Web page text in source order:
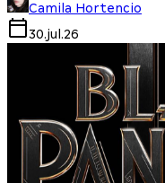
Camila Hortencio
30.jul.26